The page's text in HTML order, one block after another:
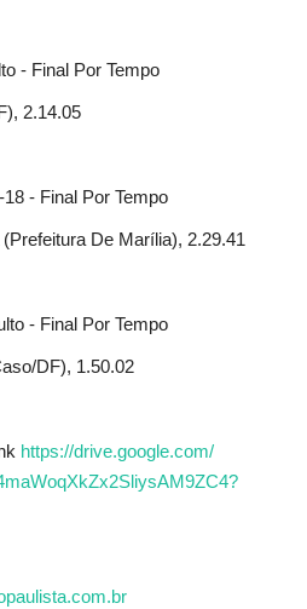
- Final Por Tempo
2.14.05
- Final Por Tempo
De Marília), 2.29.41
- Final Por Tempo
DF), 1.50.02
https://drive.google.com/
ZC4?